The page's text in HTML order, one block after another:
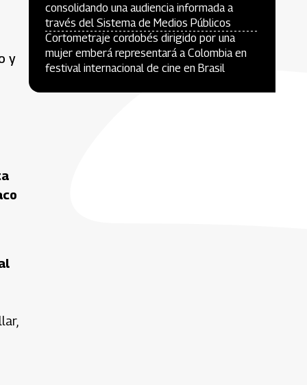
y
consolidando una audiencia informada a
través del Sistema de Medios Públicos
Cortometraje cordobés dirigido por una
mujer emberá representará a Colombia en
festival internacional de cine en Brasil